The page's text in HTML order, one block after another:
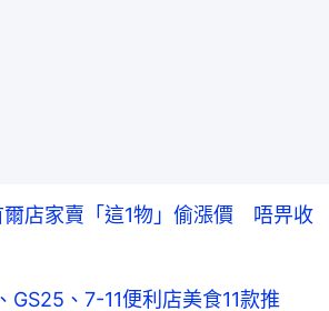
爾店家賣「這1物」偷漲價 唔畀收
GS25、7-11便利店美食11款推